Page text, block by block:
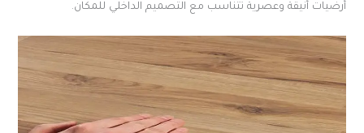
أرضيات أنيقة وعصرية تتناسب مع التصميم الداخلي للمكان.